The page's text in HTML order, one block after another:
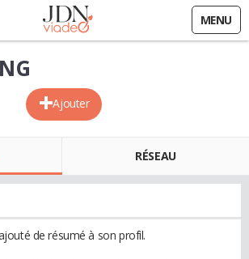
MENU
Ajouter
RÉSEAU
de résumé à son profil.